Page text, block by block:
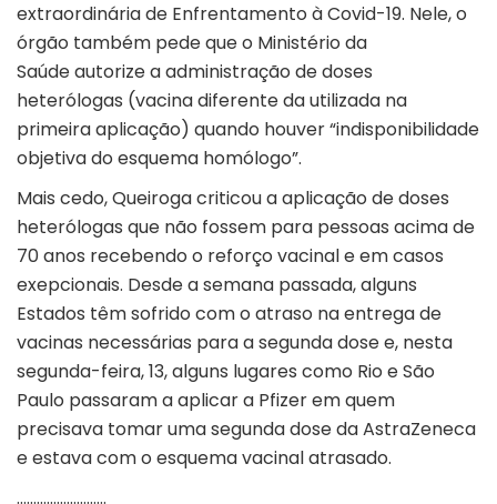
extraordinária de Enfrentamento à Covid-19. Nele, o
órgão também pede que o Ministério da
Saúde autorize a administração de doses
heterólogas (vacina diferente da utilizada na
primeira aplicação) quando houver “indisponibilidade
objetiva do esquema homólogo”.
Mais cedo, Queiroga criticou a aplicação de doses
heterólogas que não fossem para pessoas acima de
70 anos recebendo o reforço vacinal e em casos
exepcionais. Desde a semana passada, alguns
Estados têm sofrido com o atraso na entrega de
vacinas necessárias para a segunda dose e, nesta
segunda-feira, 13, alguns lugares como Rio e São
Paulo passaram a aplicar a Pfizer em quem
precisava tomar uma segunda dose da AstraZeneca
e estava com o esquema vacinal atrasado.
………………………